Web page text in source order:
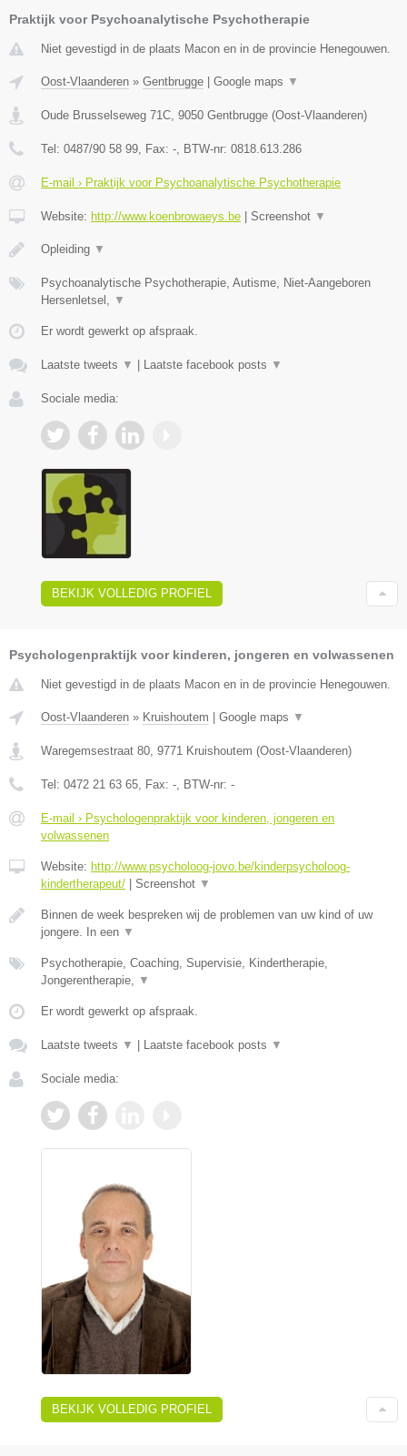
Praktijk voor Psychoanalytische Psychotherapie
Niet gevestigd in de plaats Macon en in de provincie Henegouwen.
Oost-Vlaanderen » Gentbrugge Google maps ▼
Oude Brusselseweg 71C, 9050 Gentbrugge (Oost-Vlaanderen)
Tel: 0487/90 58 99, Fax: -, BTW-nr: 0818.613.286
E-mail › Praktijk voor Psychoanalytische Psychotherapie
Website: http://www.koenbrowaeys.be Screenshot ▼
Opleiding ▼
Psychoanalytische Psychotherapie, Autisme, Niet-Aangeboren
Hersenletsel, ▼
Er wordt gewerkt op afspraak.
Laatste tweets ▼ Laatste facebook posts ▼
Sociale media:
BEKIJK VOLLEDIG PROFIEL
Psychologenpraktijk voor kinderen, jongeren en volwassenen
Niet gevestigd in de plaats Macon en in de provincie Henegouwen.
Oost-Vlaanderen » Kruishoutem Google maps ▼
Waregemsestraat 80, 9771 Kruishoutem (Oost-Vlaanderen)
Tel: 0472 21 63 65, Fax: -, BTW-nr: -
E-mail › Psychologenpraktijk voor kinderen, jongeren en
volwassenen
Website: http://www.psycholoog-jovo.be/kinderpsycholoog-
kindertherapeut/
Screenshot ▼
Binnen de week bespreken wij de problemen van uw kind of uw
jongere. In een ▼
Psychotherapie, Coaching, Supervisie, Kindertherapie,
Jongerentherapie, ▼
Er wordt gewerkt op afspraak.
Laatste tweets ▼ Laatste facebook posts ▼
Sociale media:
BEKIJK VOLLEDIG PROFIEL